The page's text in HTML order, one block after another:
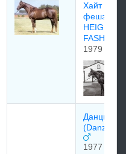
Хайт оф
фешэн
HEIGHT
FASHION
1979
Данциг
(Danzig
1977